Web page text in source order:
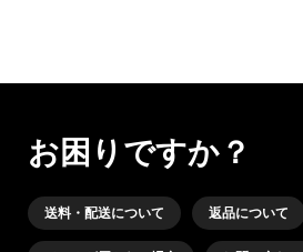
お困りですか？
送料・配送について 返品について